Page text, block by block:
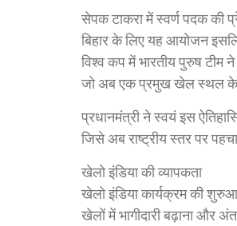
सेपक टाकरा में स्वर्ण पदक की
बिहार के लिए यह आयोजन
विश्व कप में भारतीय पुरुष टीम
जो अब एक प्रमुख खेल स्थल के रूप
प्रधानमंत्री ने स्वयं इस
जिसे अब राष्ट्रीय स्तर पर
खेलो इंडिया की व्यापकता
खेलो इंडिया कार्यक्रम की
खेलों में भागीदारी बढ़ाना और